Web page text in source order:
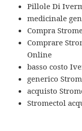
Pillole Di
medicinale
Compra
Comprare
Online
basso costo
generico
acquisto
Stromectol